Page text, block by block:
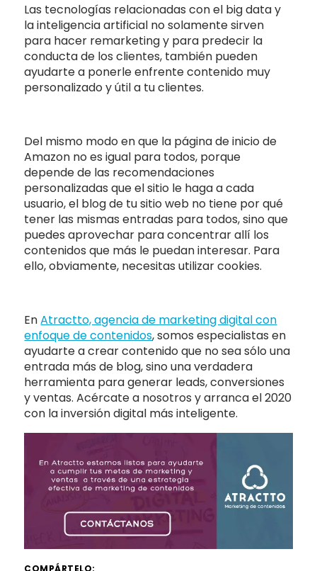
Las tecnologías relacionadas con el big data y
la inteligencia artificial no solamente sirven
para hacer remarketing y para predecir la
conducta de los clientes, también pueden
ayudarte a ponerle enfrente contenido muy
personalizado y útil a tu clientes.
Del mismo modo en que la página de inicio de
Amazon no es igual para todos, porque
depende de las recomendaciones
personalizadas que el sitio le haga a cada
usuario, el blog de tu sitio web no tiene por qué
tener las mismas entradas para todos, sino que
puedes aprovechar para concentrar allí los
contenidos que más le puedan interesar. Para
ello, obviamente, necesitas utilizar cookies.
EnAtractto, agencia de marketing digital con
enfoque de contenidos, somos especialistas en
ayudarte a crear contenido que no sea sólo una
entrada más de blog, sino una verdadera
herramienta para generar leads, conversiones
y ventas. Acércate a nosotros y arranca el 2020
con la inversión digital más inteligente.